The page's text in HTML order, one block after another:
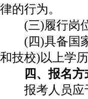
律的行为。
(三)履行岗位
(四)具备国家
和技校)以上学历
四、报名方
报考人员应